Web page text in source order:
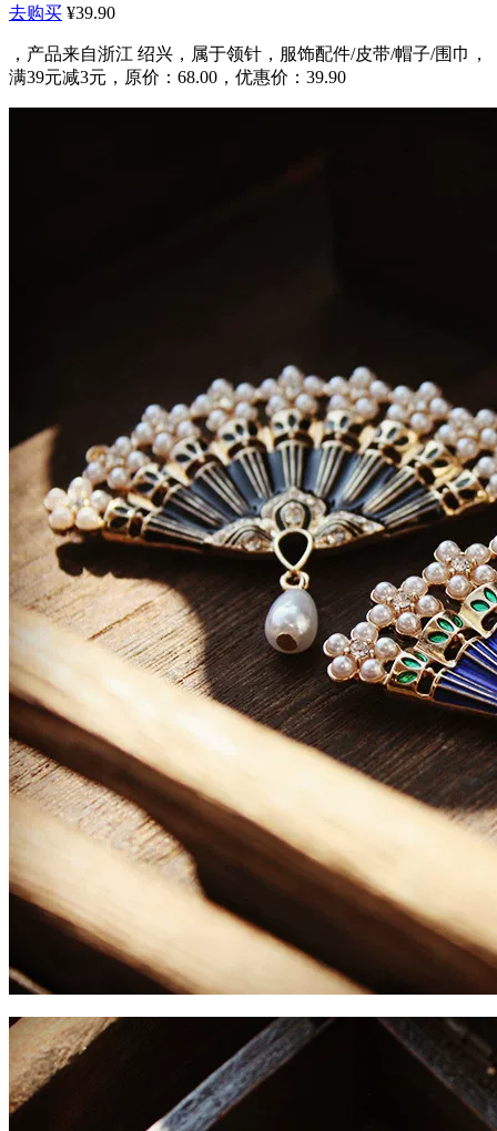
去购买 ¥39.90
，产品来自浙江 绍兴，属于领针，服饰配件/皮带/帽子/围巾，
满39元减3元，原价：68.00，优惠价：39.90